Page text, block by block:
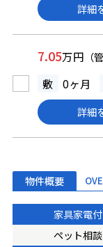
詳細
7.05万円 （
敷 0ヶ月
詳細
物件概要
家具家電
ペット相